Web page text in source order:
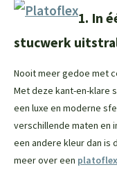
1. In
stucwerk
Nooit meer gedoe met
Met deze kant-en-klare
een luxe en moderne
verschillende maten en
een andere kleur dan is
meer over een